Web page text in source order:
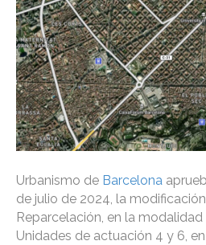
Urbanismo de Barcelona
de julio de 2024, la
Reparcelación, en la
Unidades de actuación 4 y 6,